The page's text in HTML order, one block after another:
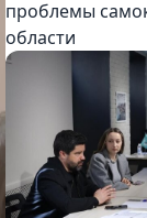
проблемы
области